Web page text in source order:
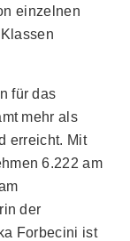
einzelnen
für das
mehr als
erreicht. Mit
6.222 am
der
Forbecini ist